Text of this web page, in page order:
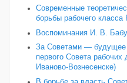
Современные
борьбы рабочего класса
Воспоминания И. В.
За Советами — будущее
первого Совета рабочих
Иваново‑Вознесенске)